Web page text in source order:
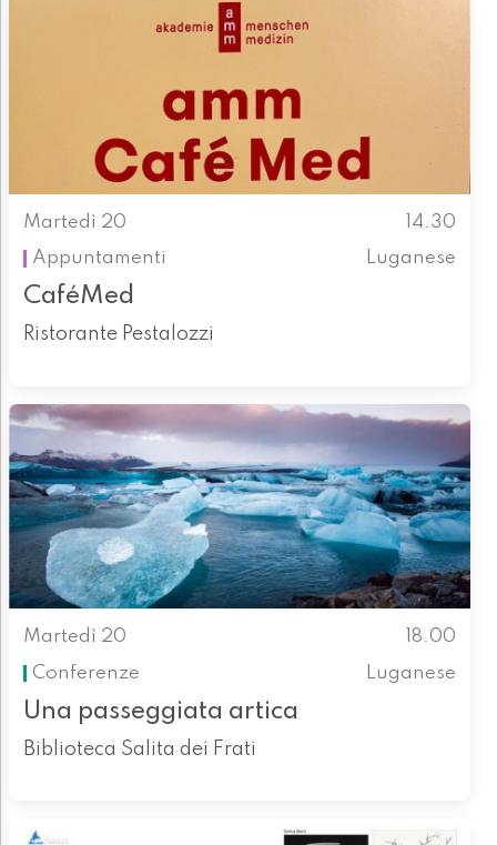
Martedì 20
14.30
Appuntamenti
Luganese
CaféMed
Ristorante Pestalozzi
Martedì 20
18.00
Conferenze
Luganese
Una passeggiata artica
Biblioteca Salita dei Frati